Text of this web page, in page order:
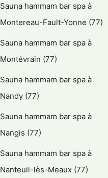
Sauna hammam bar spa à
Montereau-Fault-Yonne (77)
Sauna hammam bar spa à
Montévrain (77)
Sauna hammam bar spa à
Nandy (77)
Sauna hammam bar spa à
Nangis (77)
Sauna hammam bar spa à
Nanteuil-lès-Meaux (77)